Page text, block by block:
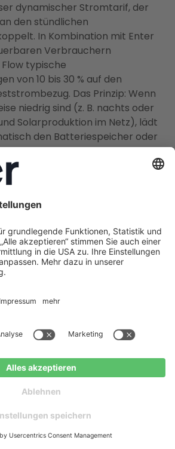
Kostenloser
dynamischer Stromtarif, der
den stündlichen
In Kombination mit Enter
Verbrauchern
typische
von 10 bis 30 % auf den
Das Prinzip: Wenn
niedrig sind (z. B. nachts oder
Solarproduktion im Netz), lädt
den Batteriespeicher oder
– zu minimalen Kosten.
Schritt über klassische
hinaus.
PV + Wärmepumpe +
entstehen,
nur für Haushaltsstrom,
und Mobilität genutzt wird.
PV-Strom: Sie wandelt Strom in
produziert. Eine
lädt das Elektrofahrzeug
erzeugtem Strom. Enter
alle drei Verbraucher als
so den Autarkiegrad des
erklären wir ausführlich